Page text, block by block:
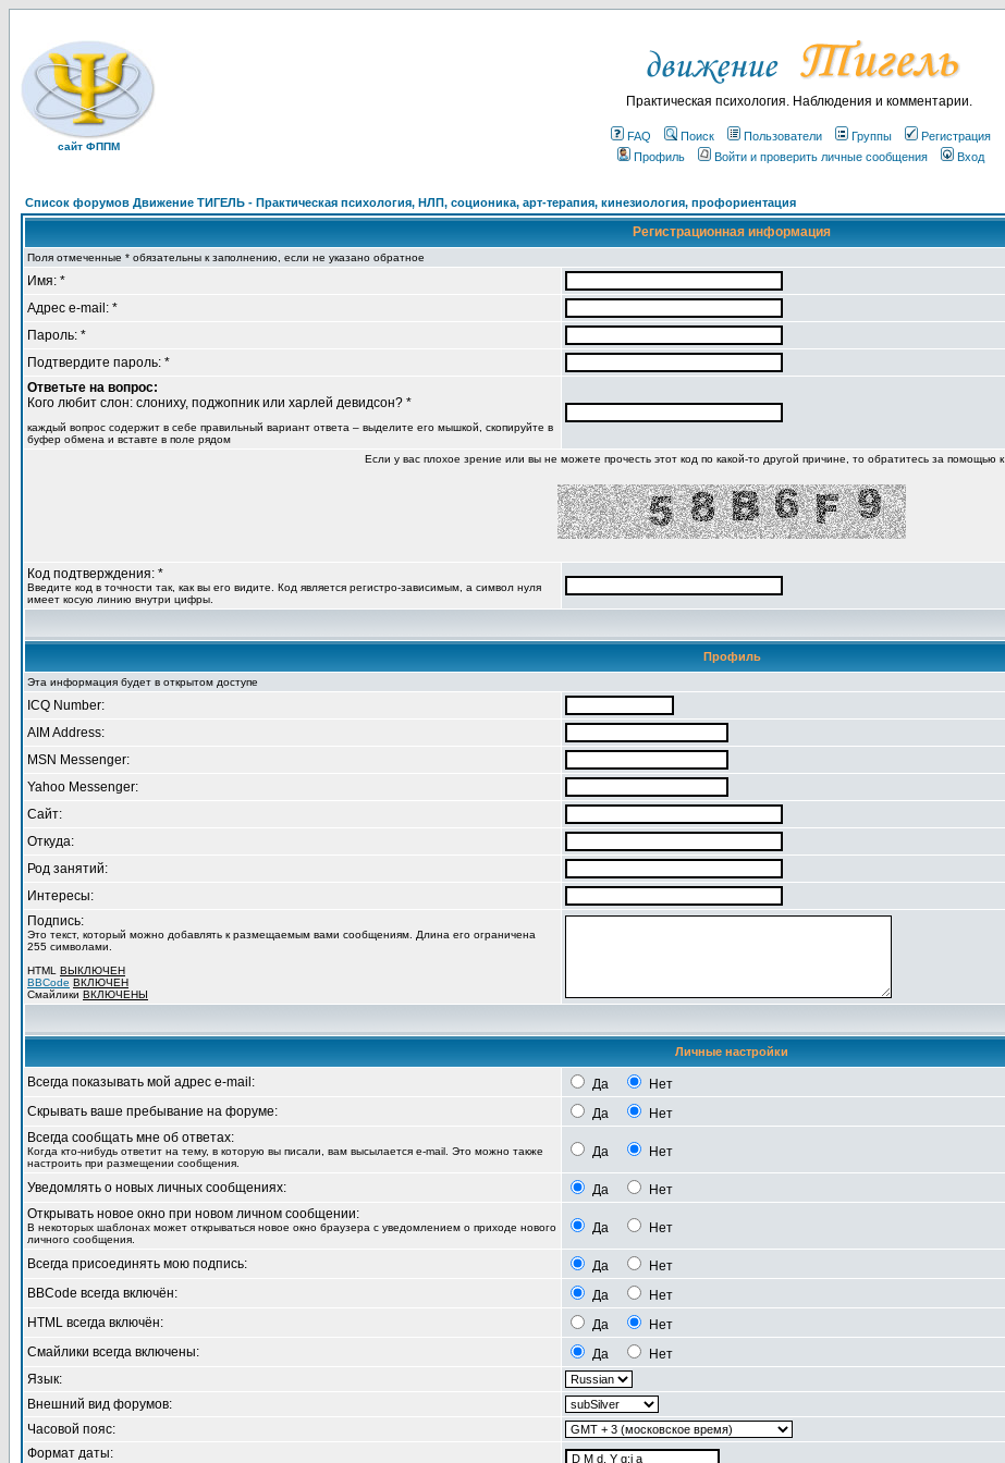
сайт ФППМ
Практическая психология. Наблюдения и комментарии.
FAQ Поиск Пользователи Группы
Регистрация
Профиль
Войти и проверить личные сообщения Вход
Список форумов Движение ТИГЕЛЬ - Практическая психология, НЛП, соционика, арт-терапия, кинезиология, профориентация
Регистрационная информация
Поля отмеченные * обязательны к заполнению, если не указано обратное
Имя: *
Адрес e-mail: *
Пароль: *
Подтвердите пароль: *
Ответьте на вопрос:
Кого любит слон: слониху, поджопник или харлей девидсон? *
каждый вопрос содержит в себе правильный вариант ответа – выделите его мышкой, скопируйте в
буфер обмена и вставте в поле рядом
Если у вас плохое зрение или вы не можете прочесть этот код по какой-то другой причине, то обратитесь за помощью к
Код подтверждения: *
Введите код в точности так, как вы его видите. Код является регистро-зависимым, а символ нуля
имеет косую линию внутри цифры.
Профиль
Эта информация будет в открытом доступе
ICQ Number:
AIM Address:
MSN Messenger:
Yahoo Messenger:
Сайт:
Откуда:
Род занятий:
Интересы:
Подпись:
Это текст, который можно добавлять к размещаемым вами сообщениям. Длина его ограничена
255 символами.
HTML ВЫКЛЮЧЕН
BBCode ВКЛЮЧЕН
Смайлики ВКЛЮЧЕНЫ
Личные настройки
Всегда показывать мой адрес e-mail: Да
Нет
Скрывать ваше пребывание на форуме:
Да
Нет
Всегда сообщать мне об ответах:
Когда кто-нибудь ответит на тему, в которую вы писали, вам высылается e-mail. Это можно также
настроить при размещении сообщения.
Да Нет
Уведомлять о новых личных сообщениях: Да
Нет
Открывать новое окно при новом личном сообщении:
В некоторых шаблонах может открываться новое окно браузера с уведомлением о приходе нового
личного сообщения.
Да Нет
Всегда присоединять мою подпись: Да
Нет
BBCode всегда включён:
Да
Нет
HTML всегда включён:
Да
Нет
Смайлики всегда включены:
Да
Нет
Язык:
Внешний вид форумов:
Часовой пояс:
Формат даты: